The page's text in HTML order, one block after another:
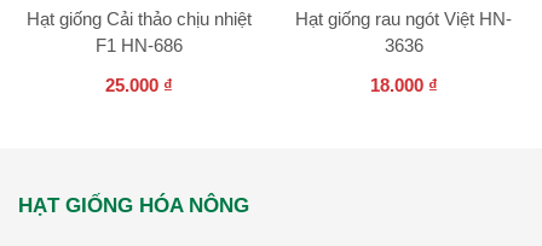
Hạt giống Cải thảo chịu nhiệt
F1 HN-686
25.000 ₫
Hạt giống rau ngót Việt HN-
3636
18.000 ₫
HẠT GIỐNG HÓA NÔNG